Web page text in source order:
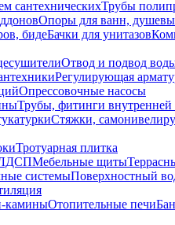
сантехническихТрубы
Опоры для ванн,
бидеБачки для унитазов
Отвод и подвод
Регулирующая
Опрессовочные насосы
Трубы, фитинги внутренней
Стяжки,
Тротуарная плитка
Мебельные щиты
системыПоверхностный
каминыОтопительные печи